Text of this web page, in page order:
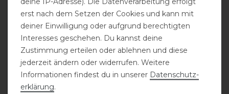
HKM Gummistiefel Maui
statt 31,95 €
erst nach dem Setzen der Cookies und kann mit
deiner Einwilligung oder aufgrund berechtigten
Interesses geschehen. Du kannst deine
Zustimmung erteilen oder ablehnen und diese
jederzeit ändern oder widerrufen. Weitere
Informationen findest du in unserer Daten­schutz­
erklärung.